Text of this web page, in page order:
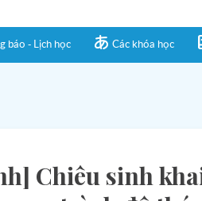
báo - Lịch học Các khóa học
Chiêu sinh